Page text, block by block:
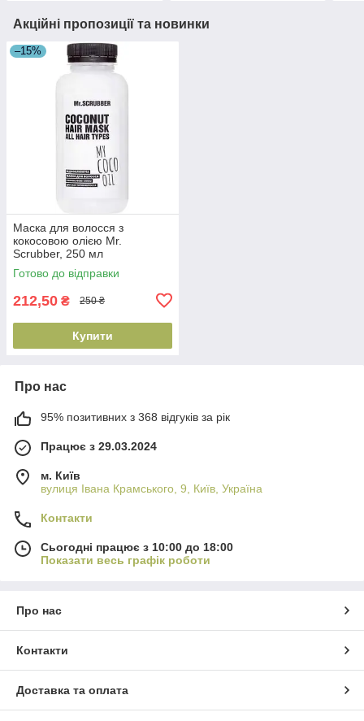
Акційні пропозиції та новинки
–15%
Маска для волосся з
кокосовою олією Mr.
Scrubber, 250 мл
(4820200231839)
Готово до відправки
212,50 ₴ 250 ₴
Купити
Про нас
95% позитивних з 368 відгуків за рік
Працює з 29.03.2024
м. Київ
вулиця Івана Крамського, 9, Київ, Україна
Контакти
Сьогодні працює з 10:00 до 18:00
Показати весь графік роботи
Про нас
Контакти
Доставка та оплата